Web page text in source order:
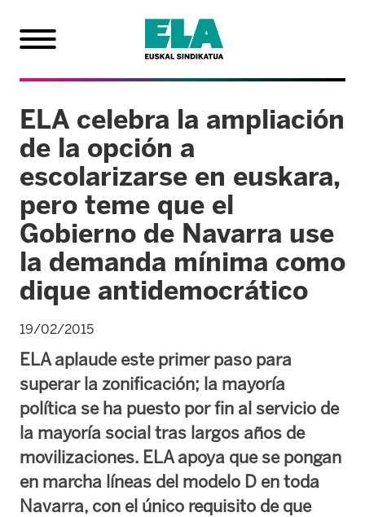
ELA celebra la ampliación
de la opción a
escolarizarse en euskara,
pero teme que el
Gobierno de Navarra use
la demanda mínima como
dique antidemocrático
19/02/2015
ELA aplaude este primer paso para
superar la zonificación; la mayoría
política se ha puesto por fin al servicio de
la mayoría social tras largos años de
movilizaciones. ELA apoya que se pongan
en marcha líneas del modelo D en toda
Navarra, con el único requisito de que